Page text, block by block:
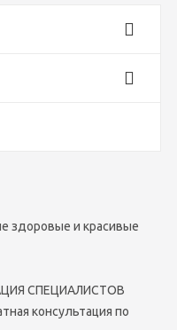
здоровые и красивые
СПЕЦИАЛИСТОВ
консультация по